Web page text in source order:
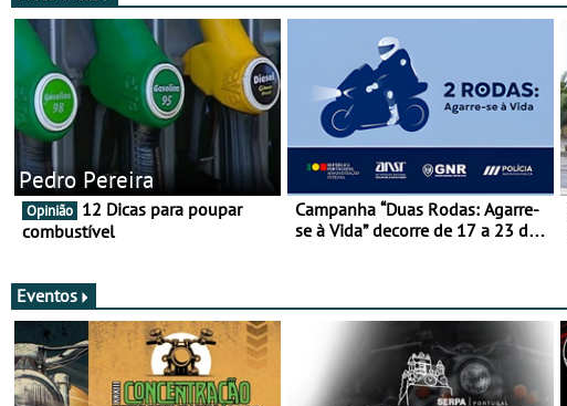
Pedro Pereira
Opinião
combustível
Campanha “Duas Rodas: Agarre-
se à Vida” decorre de 17 a 23 de
Eventos